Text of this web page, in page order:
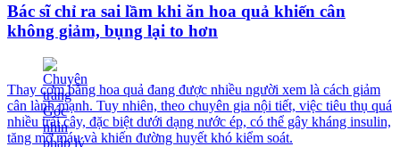
Bác sĩ chỉ ra sai lầm khi ăn hoa quả khiến cân
không giảm, bụng lại to hơn
Thay cơm bằng hoa quả đang được nhiều người xem là cách giảm
cân lành mạnh. Tuy nhiên, theo chuyên gia nội tiết, việc tiêu thụ quá
nhiều trái cây, đặc biệt dưới dạng nước ép, có thể gây kháng insulin,
tăng mỡ máu và khiến đường huyết khó kiểm soát.